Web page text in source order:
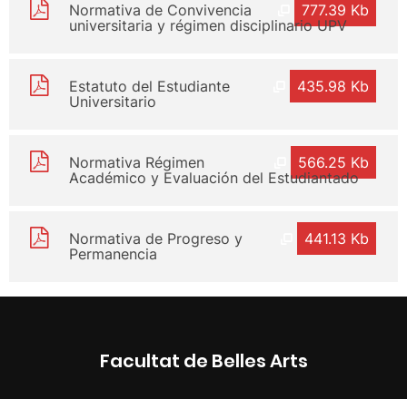
777.39 Kb
Normativa de Convivencia
universitaria y régimen disciplinario UPV
435.98 Kb
Estatuto del Estudiante
Universitario
566.25 Kb
Normativa Régimen
Académico y Evaluación del Estudiantado
441.13 Kb
Normativa de Progreso y
Permanencia
Facultat de Belles Arts